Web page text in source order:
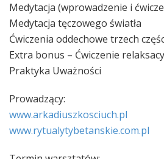
Medytacja (wprowadzenie i
Medytacja tęczowego światła
Ćwiczenia oddechowe trzech
Extra bonus – Ćwiczenie
Praktyka Uważności
Prowadzący:
www.arkadiuszkosciuch.pl
www.rytualytybetanskie.com.pl